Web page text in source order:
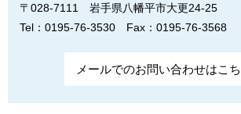
〒028-7111
岩手県八幡平市大更24-25
Tel：0195-76-3530
Fax：0195-76-3568
メールでのお問い合わせはこ